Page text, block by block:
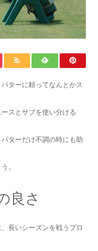
ターに頼ってなんとかス
スとサブを使い分ける
ターだけ不調の時にも助
。
良さ
長いシーズンを戦うプロ